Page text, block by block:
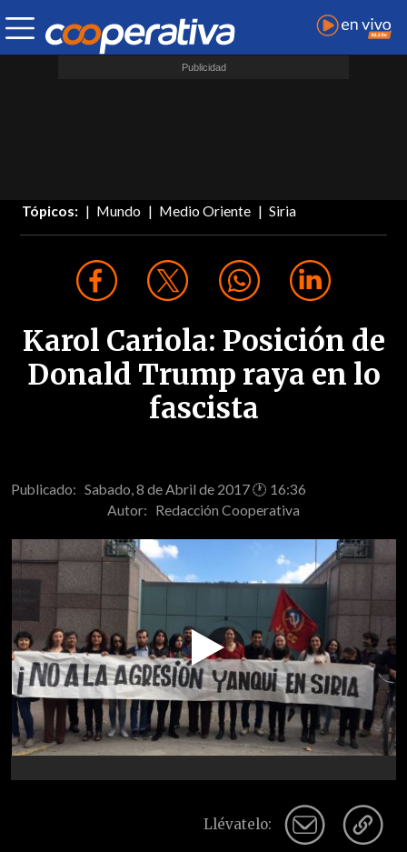
Tópicos: Mundo Medio Oriente Siria
Karol Cariola: Posición de
Donald Trump raya en lo
fascista
Publicado: Sabado, 8 de Abril de 2017 🕐 16:36
Autor: Redacción Cooperativa
Play
Video
Llévatelo: